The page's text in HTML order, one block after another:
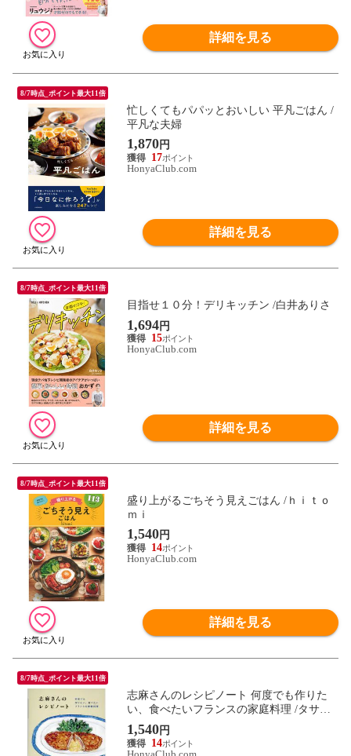
詳細を見る
8/7時点_ポイント最大11倍
忙しくてもパパッとおいしい 平凡ごはん /
平凡な夫婦
1,870円
17
HonyaClub.com
詳細を見る
8/7時点_ポイント最大11倍
目指せ１０分！デリキッチン /白井ありさ
1,694円
15
HonyaClub.com
詳細を見る
8/7時点_ポイント最大11倍
盛り上がるごちそう見えごはん /ｈｉｔｏ
ｍｉ
1,540円
14
HonyaClub.com
詳細を見る
8/7時点_ポイント最大11倍
志麻さんのレシピノート 何度でも作りた
い、食べたいフランスの家庭料理 /タサン
志麻
1,540円
14